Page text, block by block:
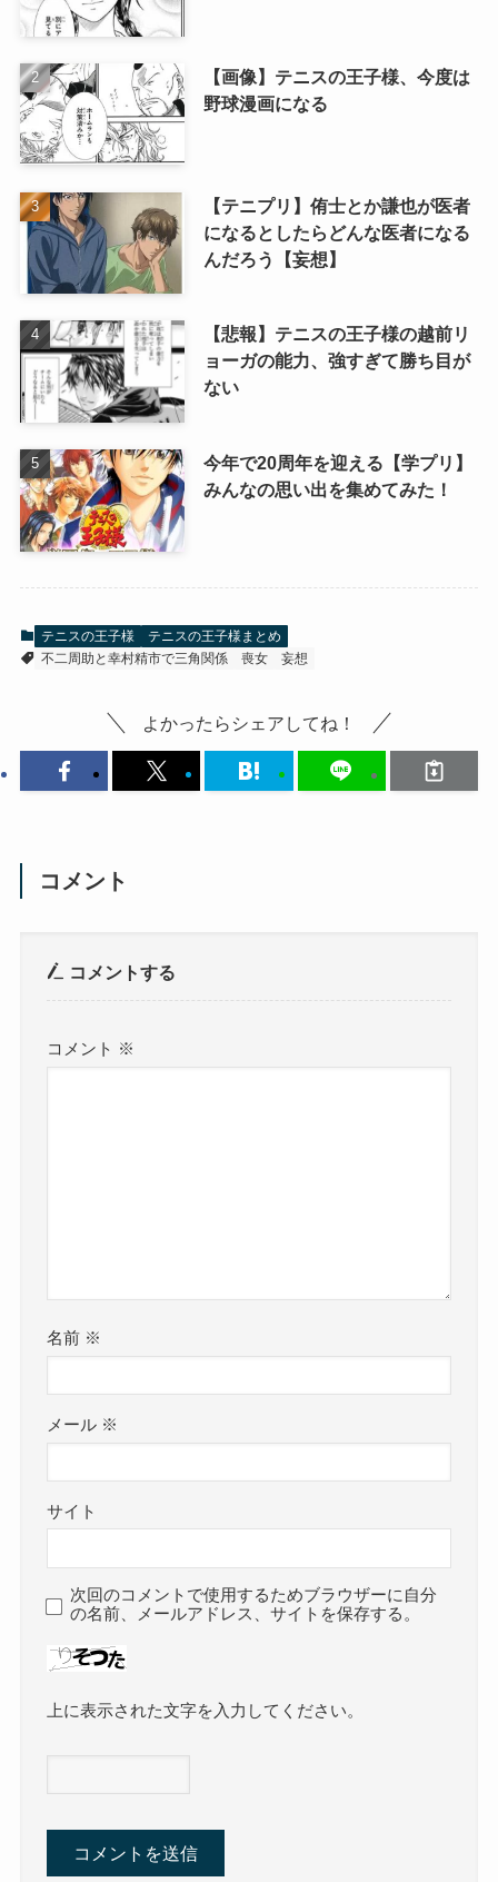
【画像】テニスの王子様、今度は
野球漫画になる
【テニプリ】侑士とか謙也が医者
になるとしたらどんな医者になる
んだろう【妄想】
【悲報】テニスの王子様の越前リ
ョーガの能力、強すぎて勝ち目が
ない
今年で20周年を迎える【学プリ】
みんなの思い出を集めてみた！
テニスの王子様
テニスの王子様まとめ
不二周助と幸村精市で三角関係
喪女 妄想
よかったらシェアしてね！
コメント
コメントする
コメント ※
名前 ※
メール ※
サイト
次回のコメントで使用するためブラウザーに自分
の名前、メールアドレス、サイトを保存する。
上に表示された文字を入力してください。